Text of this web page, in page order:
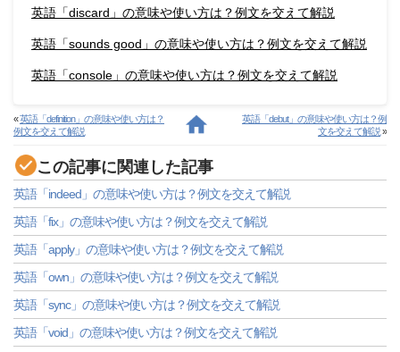
英語「discard」の意味や使い方は？例文を交えて解説
英語「sounds good」の意味や使い方は？例文を交えて解説
英語「console」の意味や使い方は？例文を交えて解説
«英語「definition」の意味や使い方は？
例文を交えて解説
英語「debut」の意味や使い方は？例
文を交えて解説»
この記事に関連した記事
英語「indeed」の意味や使い方は？例文を交えて解説
英語「fix」の意味や使い方は？例文を交えて解説
英語「apply」の意味や使い方は？例文を交えて解説
英語「own」の意味や使い方は？例文を交えて解説
英語「sync」の意味や使い方は？例文を交えて解説
英語「void」の意味や使い方は？例文を交えて解説